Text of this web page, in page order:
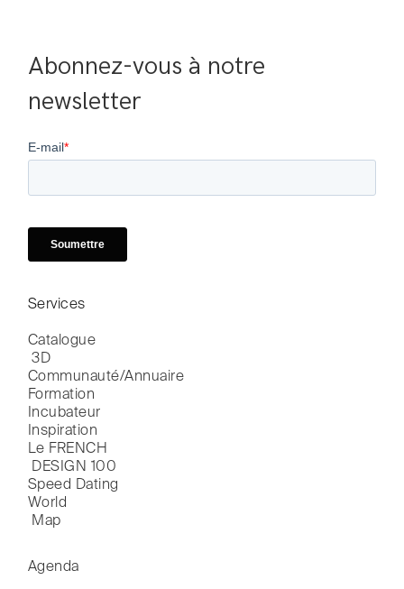
Abonnez-vous à notre
newsletter
Services
Catalogue
3D
Communauté/Annuaire
Formation
Incubateur
Inspiration
Le FRENCH
DESIGN 100
Speed Dating
World
Map
Agenda